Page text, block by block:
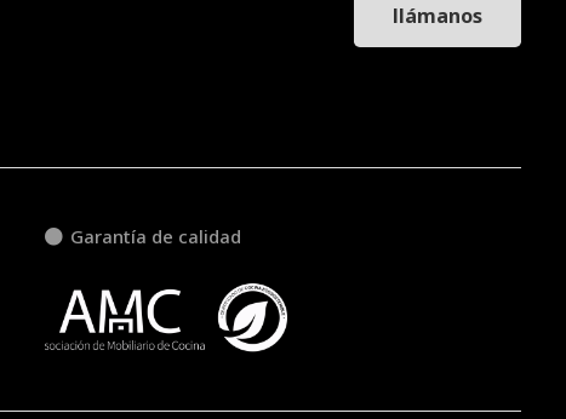
llámanos
Garantía de calidad